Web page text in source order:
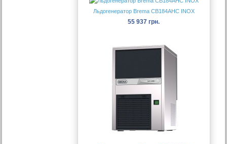
Льдогенератор Brema CB184AHC INOX
55 937 грн.